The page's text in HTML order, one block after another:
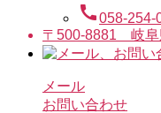
call058-254-
〒500-8881 岐阜
メール
お問い合わせ